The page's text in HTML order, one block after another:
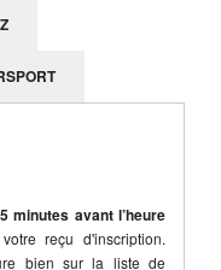
minutes avant l’heure
reçu d'inscription.
bien sur la liste de